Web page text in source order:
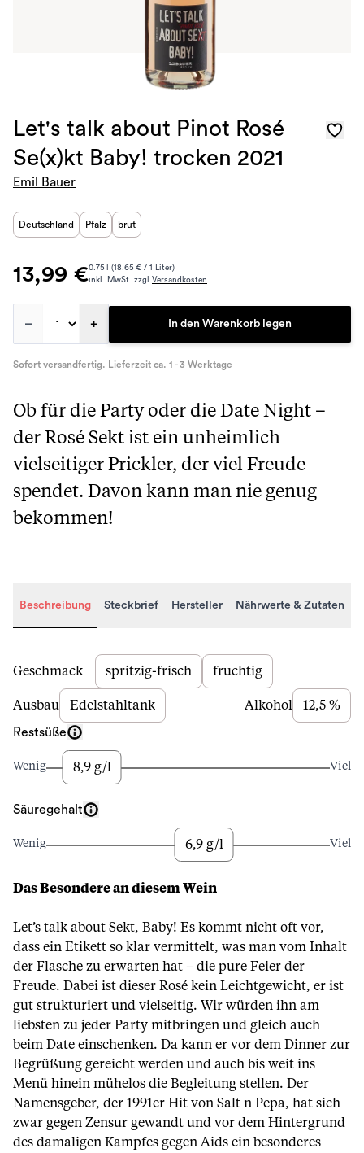
Let's talk about Pinot Rosé
Se(x)kt Baby! trocken 2021
Emil Bauer
Deutschland Pfalz brut
13,99 €0.75 l (18.65 € / 1 Liter)
inkl. MwSt. zzgl.Versandkosten
– + In den Warenkorb legen
Sofort versandfertig. Lieferzeit ca. 1 - 3 Werktage
Ob für die Party oder die Date Night –
der Rosé Sekt ist ein unheimlich
vielseitiger Prickler, der viel Freude
spendet. Davon kann man nie genug
bekommen!
Beschreibung Steckbrief Hersteller Nährwerte & Zutaten
Beschreibung
Geschmack spritzig-frisch fruchtig
Ausbau Edelstahltank Alkohol 12,5 %
Restsüße
Wenig 8,9 g/l Viel
Säuregehalt
Wenig 6,9 g/l Viel
Das Besondere an diesem Wein
Let’s talk about Sekt, Baby! Es kommt nicht oft vor,
dass ein Etikett so klar vermittelt, was man vom Inhalt
der Flasche zu erwarten hat – die pure Feier der
Freude. Dabei ist dieser Rosé kein Leichtgewicht, er ist
gut strukturiert und vielseitig. Wir würden ihn am
liebsten zu jeder Party mitbringen und gleich auch
beim Date einschenken. Da kann er vor dem Dinner zur
Begrüßung gereicht werden und auch bis weit ins
Menü hinein mühelos die Begleitung stellen. Der
Namensgeber, der 1991er Hit von Salt n Pepa, hat sich
zwar gegen Zensur gewandt und vor dem Hintergrund
des damaligen Kampfes gegen Aids ein besonderes